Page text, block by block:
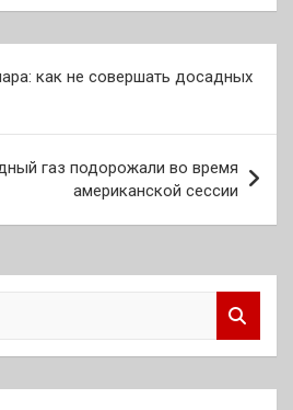
как не совершать досадных
газ подорожали во время
американской сессии